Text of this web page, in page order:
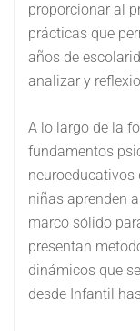
proporcionar al
prácticas que
años de
analizar y
A lo largo de la
fundamentos
niñas aprenden
marco sólido
presentan
dinámicos que
desde Infantil